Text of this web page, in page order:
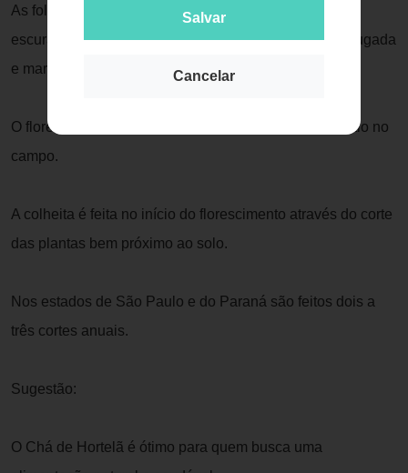
Salvar
Cancelar
As folhas são lanceoladas ou oblongas, de cor verde-
escura a verde-clara, superfície lisa ou levemente enrugada
e margens serrilhadas ou sinuosas.
O florescimento ocorre cerca de 4 meses após o plantio no
campo.
A colheita é feita no início do florescimento através do corte
das plantas bem próximo ao solo.
Nos estados de São Paulo e do Paraná são feitos dois a
três cortes anuais.
Sugestão:
O Chá de Hortelã é ótimo para quem busca uma